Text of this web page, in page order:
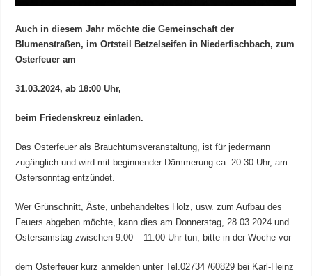
Auch in diesem Jahr möchte die Gemeinschaft der
Blumenstraßen, im Ortsteil Betzelseifen in Niederfischbach, zum
Osterfeuer am
31.03.2024, ab 18:00 Uhr,
beim Friedenskreuz einladen.
Das Osterfeuer als Brauchtumsveranstaltung, ist für jedermann
zugänglich und wird mit beginnender Dämmerung ca. 20:30 Uhr, am
Ostersonntag entzündet.
Wer Grünschnitt, Äste, unbehandeltes Holz, usw. zum Aufbau des
Feuers abgeben möchte, kann dies am Donnerstag, 28.03.2024 und
Ostersamstag zwischen 9:00 – 11:00 Uhr tun, bitte in der Woche vor
dem Osterfeuer kurz anmelden unter Tel.02734 /60829 bei Karl-Heinz